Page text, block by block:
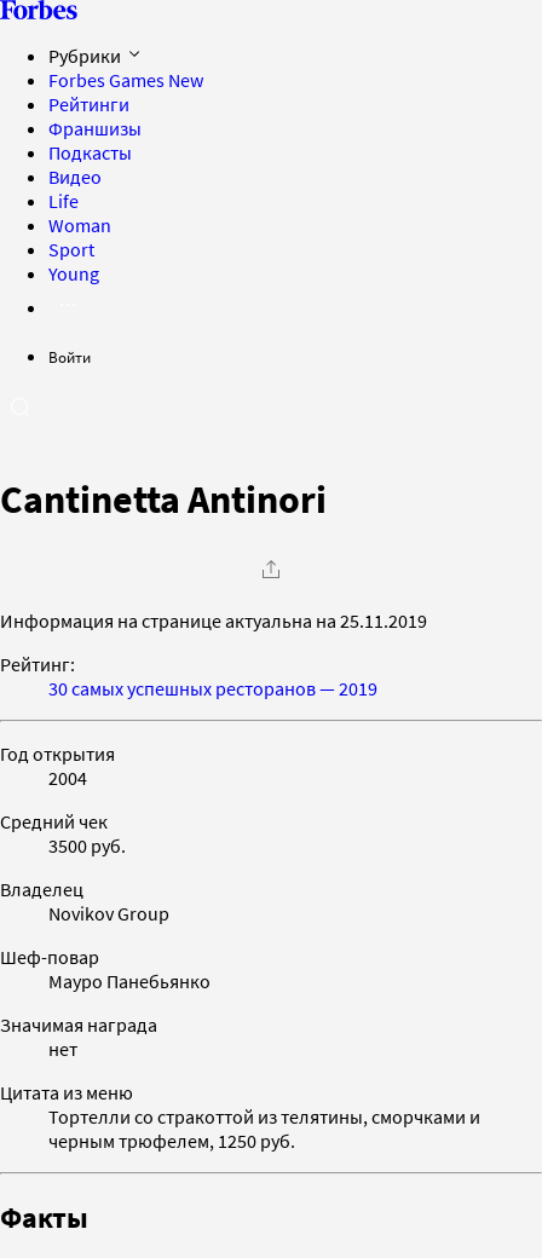
Рубрики
Forbes Games New
Рейтинги
Франшизы
Подкасты
Видео
Life
Woman
Sport
Young
Войти
Cantinetta Antinori
Информация на странице актуальна на 25.11.2019
Рейтинг:
30 самых успешных ресторанов — 2019
Год открытия
2004
Средний чек
3500 руб.
Владелец
Novikov Group
Шеф-повар
Мауро Панебьянко
Значимая награда
нет
Цитата из меню
Тортелли со стракоттой из телятины, сморчками и
черным трюфелем, 1250 руб.
Факты